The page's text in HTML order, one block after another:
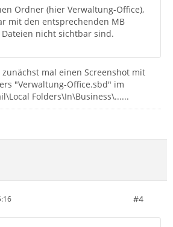
Ordner (hier Verwaltung-Office),
mit den entsprechenden MB
nicht sichtbar sind.
mal einen Screenshot mit
"Verwaltung-Office.sbd" im
Folders\In\Business\......
#4